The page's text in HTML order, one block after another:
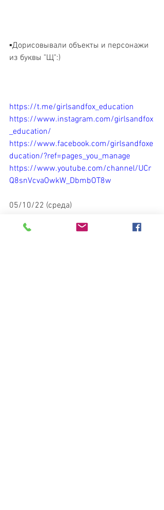
▪️Дорисовывали объекты и персонажи
из буквы "Щ":)
https://t.me/girlsandfox_education
https://www.instagram.com/girlsandfox
_education/
https://www.facebook.com/girlsandfoxe
ducation/?ref=pages_you_manage
https://www.youtube.com/channel/UCr
Q8snVcvaOwkW_DbmbOT8w
05/10/22 (среда)